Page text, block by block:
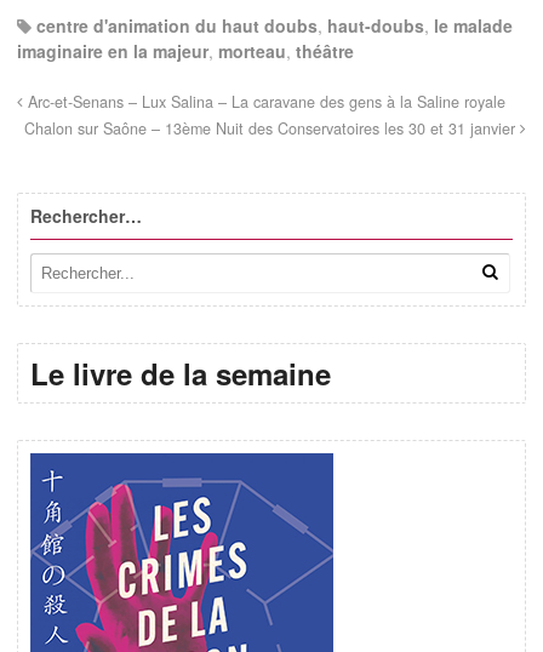
centre d'animation du haut doubs, haut-doubs, le malade
imaginaire en la majeur, morteau, théâtre
Arc-et-Senans – Lux Salina – La caravane des gens à la Saline royale
Chalon sur Saône – 13ème Nuit des Conservatoires les 30 et 31 janvier
Rechercher…
Le livre de la semaine